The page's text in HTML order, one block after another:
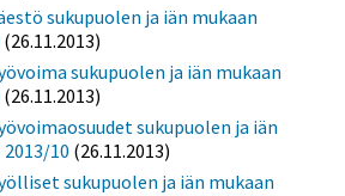
sukupuolen ja iän mukaan
(26.11.2013)
sukupuolen ja iän mukaan
(26.11.2013)
sukupuolen ja iän
10 (26.11.2013)
sukupuolen ja iän mukaan